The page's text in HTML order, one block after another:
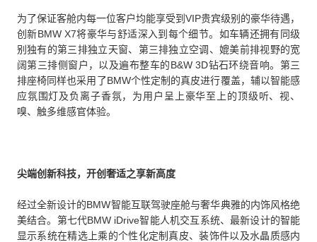
为了保证客舱内每一位客户均能享受到VIP贵宾级别的豪华待遇，
创新BMW X7将豪华与舒适深入到每个细节。如车辆还拥有同级
别独有的第三排独立天窗、第三排独立空调、媲美前排视野的宽
阔第三排侧窗户，以及遍布整车的B&W 3D钻石环绕音响。第三
排座椅同样也采用了BMW个性定制的真皮进行覆盖，辅以智能感
应氛围灯及负离子香氛，为用户呈上豪华至上的顶级听、视、
嗅、触多维感官体验。
尖端创新科技，开创奢适之享新高度
经过全新设计的BMW智能互联驾驶座舱与奢华典雅的内饰风格绝
美结合。第七代BMW iDrive智能人机交互系统、最新设计的智能
显示系统在精选上乘的个性化定制真皮、装饰件以及水晶质感内